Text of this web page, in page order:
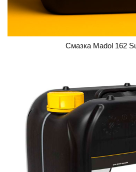
Смазка Madol 162